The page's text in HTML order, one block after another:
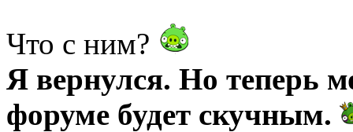
Что с ним?
Я вернулся. Но теперь
форуме будет скучным.